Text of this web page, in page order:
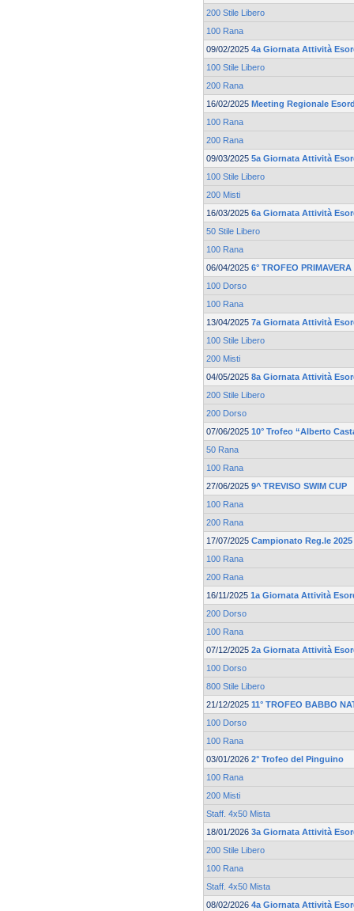
200 Stile Libero
100 Rana
09/02/2025 4a Giornata Attività
100 Stile Libero
200 Rana
16/02/2025 Meeting Regionale
100 Rana
200 Rana
09/03/2025 5a Giornata Attività
100 Stile Libero
200 Misti
16/03/2025 6a Giornata Attività
50 Stile Libero
100 Rana
06/04/2025 6° TROFEO
100 Dorso
100 Rana
13/04/2025 7a Giornata Attività
100 Stile Libero
200 Misti
04/05/2025 8a Giornata Attività
200 Stile Libero
200 Dorso
07/06/2025 10° Trofeo “Alberto
50 Rana
100 Rana
27/06/2025 9^ TREVISO SWIM CUP
100 Rana
200 Rana
17/07/2025 Campionato Reg.le
100 Rana
200 Rana
16/11/2025 1a Giornata Attività
200 Dorso
100 Rana
07/12/2025 2a Giornata Attività
100 Dorso
800 Stile Libero
21/12/2025 11° TROFEO BABBO
100 Dorso
100 Rana
03/01/2026 2° Trofeo del Pinguino
100 Rana
200 Misti
Staff. 4x50 Mista
18/01/2026 3a Giornata Attività
200 Stile Libero
100 Rana
Staff. 4x50 Mista
08/02/2026 4a Giornata Attività